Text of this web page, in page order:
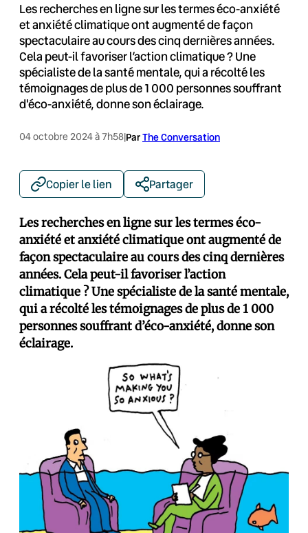
Les recherches en ligne sur les termes éco-anxiété
et anxiété climatique ont augmenté de façon
spectaculaire au cours des cinq dernières années.
Cela peut-il favoriser l’action climatique ? Une
spécialiste de la santé mentale, qui a récolté les
témoignages de plus de 1 000 personnes souffrant
d'éco-anxiété, donne son éclairage.
04 octobre 2024 à 7h58|ParThe Conversation
Copier le lien Partager
Les recherches en ligne sur les termes éco-
anxiété et anxiété climatique ont augmenté de
façon spectaculaire au cours des cinq dernières
années. Cela peut-il favoriser l’action
climatique ? Une spécialiste de la santé mentale,
qui a récolté les témoignages de plus de 1 000
personnes souffrant d’éco-anxiété, donne son
éclairage.